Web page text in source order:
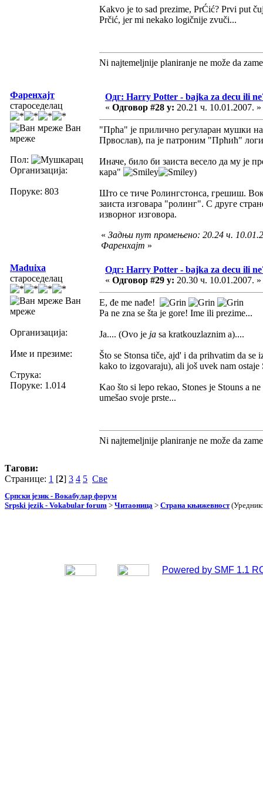
Kakvo je to sad prezime, PrĆić? Prvi put
Prčić, jer mi nekako logičnije zvuči...
Ni najtemeljnije planiranje ne može da
Фаренхајт
староседелац
Ван
мреже
Пол:
Организација:
Поруке: 803
Одг: Harry Potter - bajka za decu ili
« Одговор #28 у: 20.21 ч. 10.01.2007. »
"Прћа" је прилично регуларан мушки
Првослав), па је патроним "Прћић"
Иначе, било би заиста весело да му је
кара"
)
Што се тиче Ролингстонса, грешиш.
заиста изговара "ролинг". С друге
изворног изговора.
« Задњи пут промењено: 20.24 ч.
Фаренхајт »
Maduixa
староседелац
Ван
мреже
Организација:
Име и презиме:
Струка:
Поруке: 1.014
Одг: Harry Potter - bajka za decu ili
« Одговор #29 у: 20.30 ч. 10.01.2007. »
E, đe me nađe!
Pa ne zna se šta je gore! Ime ili prezime...
Ja.... (Ovo je ja sa kratkouzlaznim a)....
Što se Stonsa tiče, ajd' i da prihvatim da
kako to izgovaraju), ali još uvek nam ostaje
Kao što si lepo rekao, Stones je Stouns a
umešao svoje prste...
Ni najtemeljnije planiranje ne može da
Тагови:
Странице: 1 [2] 3 4 5 Све
Српски језик - Вокабулар форум
Srpski jezik - Vokabular forum > Читаоница > Страна књижевност
Powered by SMF 1.1